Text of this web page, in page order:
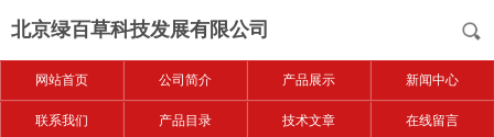
北京绿百草科技发展有限公司
网站首页 公司简介 产品展示 新闻中心
联系我们 产品目录 技术文章 在线留言